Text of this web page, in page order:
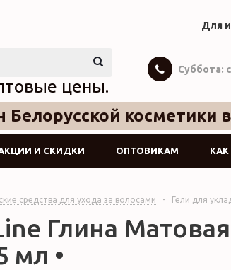
косметики
цены.
Для
Суббота:
И СКИДКИ ОПТОВИКАМ КАК
средства для ухода за волосами - Гели для
Глина
мл •